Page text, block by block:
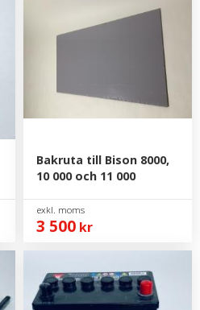
Bakruta till Bison 8000,
10 000 och 11 000
3 500 kr